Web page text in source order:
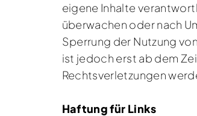
eigene Inhalte
überwachen oder nach
Sperrung der Nutzung
ist jedoch erst ab dem
Rechtsverletzungen
Haftung für Links